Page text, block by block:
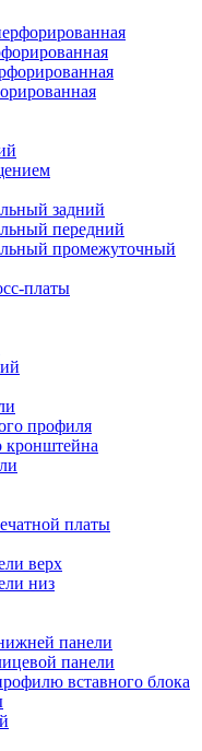
задний
передний
промежуточный
платы
профиля
платы
верх
низ
панели
панели
вставного блока